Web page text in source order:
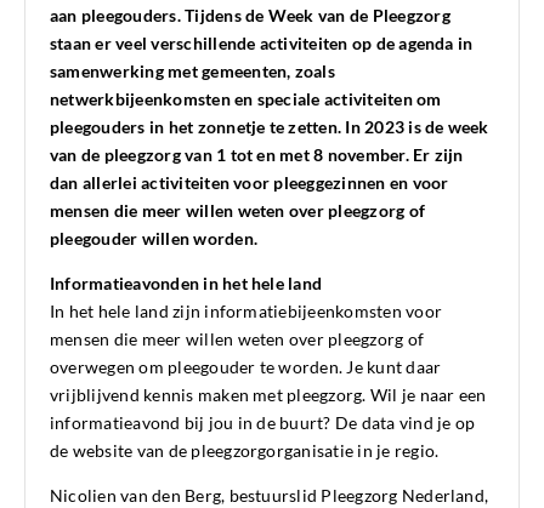
aan pleegouders. Tijdens de Week van de Pleegzorg
staan er veel verschillende activiteiten op de agenda in
samenwerking met gemeenten, zoals
netwerkbijeenkomsten en speciale activiteiten om
pleegouders in het zonnetje te zetten. In 2023 is de week
van de pleegzorg van 1 tot en met 8 november. Er zijn
dan allerlei activiteiten voor pleeggezinnen en voor
mensen die meer willen weten over pleegzorg of
pleegouder willen worden.
Informatieavonden in het hele land
In het hele land zijn informatiebijeenkomsten voor
mensen die meer willen weten over pleegzorg of
overwegen om pleegouder te worden. Je kunt daar
vrijblijvend kennis maken met pleegzorg. Wil je naar een
informatieavond bij jou in de buurt? De data vind je op
de website van de pleegzorgorganisatie in je regio.
Nicolien van den Berg, bestuurslid Pleegzorg Nederland,